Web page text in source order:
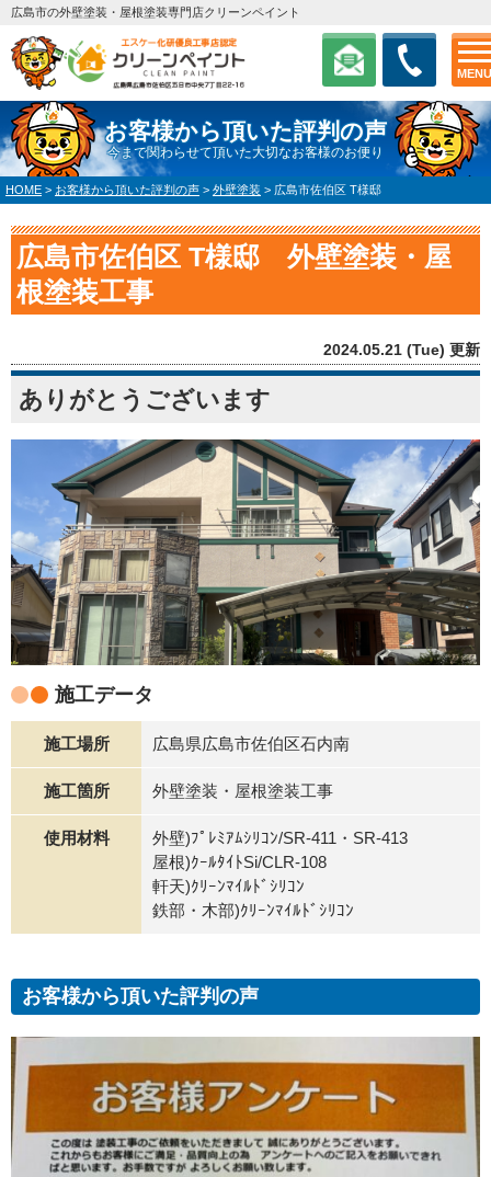
MENU
広島市の外壁塗装・屋根塗装専門店クリーンペイント
お客様から頂いた評判の声
今まで関わらせて頂いた大切なお客様のお便り
HOME > お客様から頂いた評判の声 > 外壁塗装 > 広島市佐伯区 T様邸
広島市佐伯区 T様邸 外壁塗装・屋
根塗装工事
2024.05.21 (Tue) 更新
ありがとうございます
施工データ
施工場所 広島県広島市佐伯区石内南
施工箇所 外壁塗装・屋根塗装工事
使用材料
外壁)ﾌﾟﾚﾐｱﾑｼﾘｺﾝ/SR-411・SR-413
屋根)ｸｰﾙﾀｲﾄSi/CLR-108
軒天)ｸﾘｰﾝﾏｲﾙﾄﾞｼﾘｺﾝ
鉄部・木部)ｸﾘｰﾝﾏｲﾙﾄﾞｼﾘｺﾝ
お客様から頂いた評判の声